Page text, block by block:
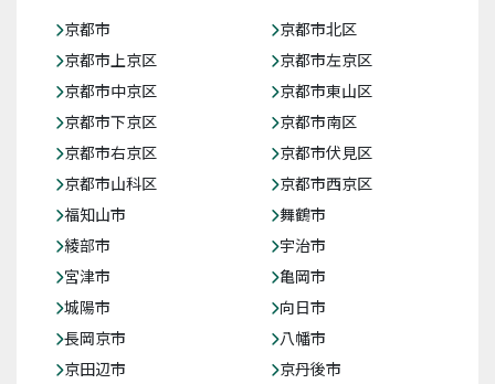
京都市
京都市北区
京都市上京区
京都市左京区
京都市中京区
京都市東山区
京都市下京区
京都市南区
京都市右京区
京都市伏見区
京都市山科区
京都市西京区
福知山市
舞鶴市
綾部市
宇治市
宮津市
亀岡市
城陽市
向日市
長岡京市
八幡市
京田辺市
京丹後市